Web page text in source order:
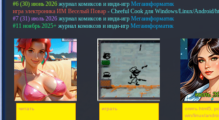
#6 (30) июнь 2026 журнал комиксов и инди-игр Мегаинформатик
игра электроника ИМ Веселый Повар - Cheeful Cook для Windows/Linux/Android/
#7 (31) июль 2026 журнал комиксов и инди-игр Мегаинформатик
#11 ноябрь 2025+ журнал комиксов и инди-игр Мегаинформатик
читать играть
опять html5,
win/linux/